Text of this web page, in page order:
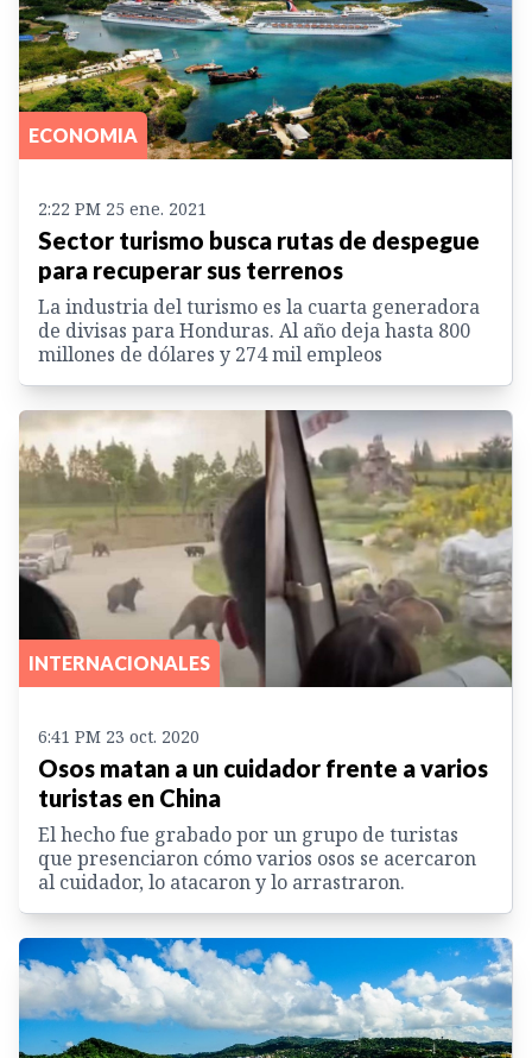
ECONOMIA
2:22 PM 25 ene. 2021
Sector turismo busca rutas de despegue
para recuperar sus terrenos
La industria del turismo es la cuarta generadora
de divisas para Honduras. Al año deja hasta 800
millones de dólares y 274 mil empleos
INTERNACIONALES
6:41 PM 23 oct. 2020
Osos matan a un cuidador frente a varios
turistas en China
El hecho fue grabado por un grupo de turistas
que presenciaron cómo varios osos se acercaron
al cuidador, lo atacaron y lo arrastraron.